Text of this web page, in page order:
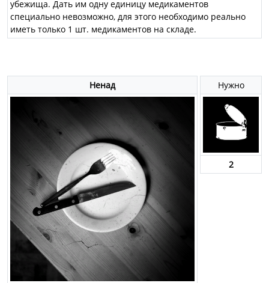
убежища. Дать им одну единицу медикаментов
специально невозможно, для этого необходимо реально
иметь только 1 шт. медикаментов на складе.
Ненад Нужно
2